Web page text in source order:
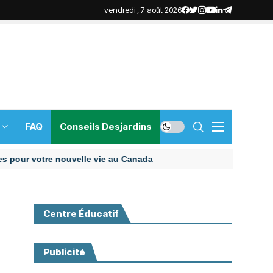
vendredi , 7 août 2026
FAQ Conseils Desjardins
nouvelle vie au Canada
Centre Éducatif
Publicité